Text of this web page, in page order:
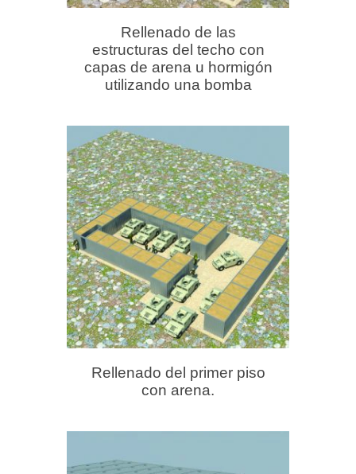
Rellenado de las
estructuras del techo con
capas de arena u hormigón
utilizando una bomba
Rellenado del primer piso
con arena.